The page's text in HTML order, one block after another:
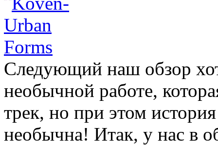
Следующий наш обзор
необычной работе,
трек, но при этом
необычна! Итак, у нас в